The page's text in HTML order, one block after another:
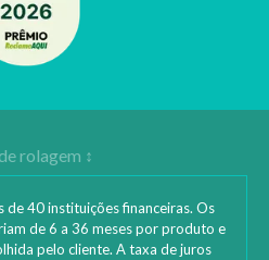
de 40 instituições financeiras. Os
de 6 a 36 meses por produto e
pelo cliente. A taxa de juros